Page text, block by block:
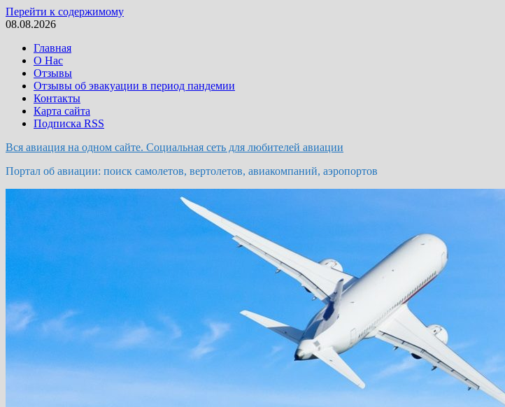
Перейти к содержимому
08.08.2026
Главная
О Нас
Отзывы
Отзывы об эвакуации в период пандемии
Контакты
Карта сайта
Подписка RSS
Вся авиация на одном сайте. Социальная сеть для любителей авиации
Портал об авиации: поиск самолетов, вертолетов, авиакомпаний, аэропортов